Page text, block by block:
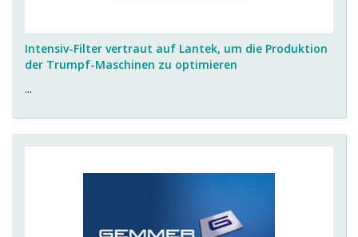
Intensiv-Filter vertraut auf Lantek, um die Produktion
der Trumpf-Maschinen zu optimieren
...